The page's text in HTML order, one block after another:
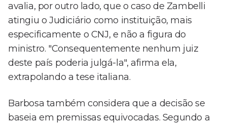
avalia, por outro lado, que o caso de Zambelli
atingiu o Judiciário como instituição, mais
especificamente o CNJ, e não a figura do
ministro. "Consequentemente nenhum juiz
deste país poderia julgá-la", afirma ela,
extrapolando a tese italiana.
Barbosa também considera que a decisão se
baseia em premissas equivocadas. Segundo a